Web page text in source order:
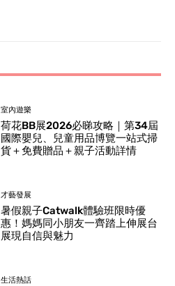
室內遊樂
荷花BB展2026必睇攻略｜第34屆
國際嬰兒、兒童用品博覽一站式掃
貨＋免費贈品＋親子活動詳情
才藝發展
暑假親子Catwalk體驗班限時優
惠！媽媽同小朋友一齊踏上伸展台
展現自信與魅力
生活熱話